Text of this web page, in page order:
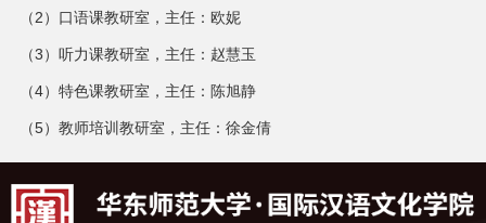
（2）口语课教研室，主任：欧妮
（3）听力课教研室，主任：赵慧玉
（4）特色课教研室，主任：陈旭静
（5）教师培训教研室，主任：徐金倩